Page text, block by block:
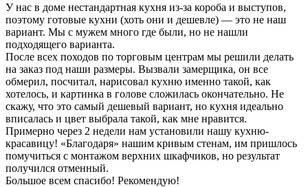
У нас в доме нестандартная кухня из-за короба и выступов,
поэтому готовые кухни (хоть они и дешевле) — это не наш
вариант. Мы с мужем много где были, но не нашли
подходящего варианта.
После всех походов по торговым центрам мы решили делать
на заказ под наши размеры. Вызвали замерщика, он все
обмерил, посчитал, нарисовал кухню именно такой, как
хотелось, и картинка в голове сложилась окончательно. Не
скажу, что это самый дешевый вариант, но кухня идеально
вписалась и цвет выбрала такой, как мне нравится.
Примерно через 2 недели нам установили нашу кухню-
красавицу! «Благодаря» нашим кривым стенам, им пришлось
помучиться с монтажом верхних шкафчиков, но результат
получился отменный.
Большое всем спасибо! Рекомендую!